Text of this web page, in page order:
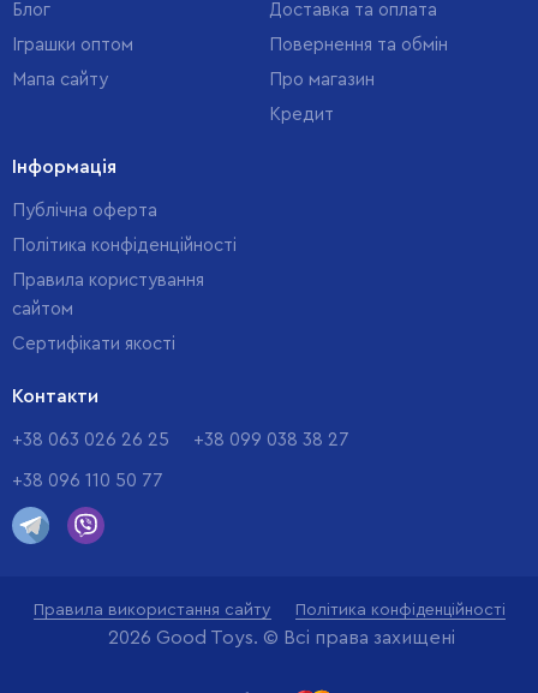
Блог
Іграшки оптом
Мапа сайту
Доставка та оплата
Повернення та обмін
Про магазин
Кредит
Інформація
Публічна оферта
Політика конфіденційності
Правила користування
сайтом
Cертифікати якості
Контакти
+38 063 026 26 25 +38 099 038 38 27
+38 096 110 50 77
Правила використання сайту Політика конфіденційності
2026 Good Toys. © Всі права захищені